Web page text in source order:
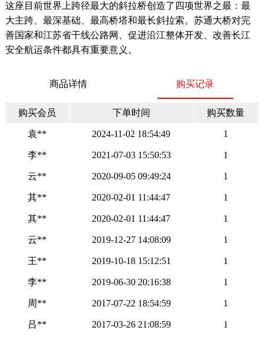
这座目前世界上跨径最大的斜拉桥创造了四项世界之最：最
大主跨、最深基础、最高桥塔和最长斜拉索。苏通大桥对完
善国家和江苏省干线公路网、促进沿江整体开发、改善长江
安全航运条件都具有重要意义。
商品详情 购买记录
购买会员 下单时间 购买数量
袁** 2024-11-02 18:54:49 1
李** 2021-07-03 15:50:53 1
云** 2020-09-05 09:49:24 1
其** 2020-02-01 11:44:47 1
其** 2020-02-01 11:44:47 1
云** 2019-12-27 14:08:09 1
王** 2019-10-18 15:12:51 1
李** 2019-06-30 20:16:38 1
周** 2017-07-22 18:54:59 1
吕** 2017-03-26 21:08:59 1